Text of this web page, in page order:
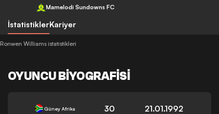
Mamelodi Sundowns FC
İstatistiklerKariyer
Ronwen Williams istatistikleri
OYUNCU BIYOGRAFISI
Güney Afrika 30 21.01.1992